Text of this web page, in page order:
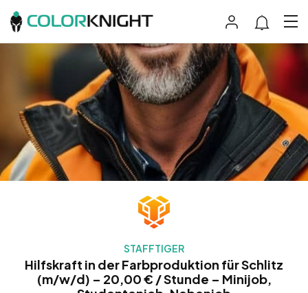
STAFFTIGER
Hilfskraft in der Farbproduktion für Schlitz
(m/w/d) – 20,00 € / Stunde – Minijob,